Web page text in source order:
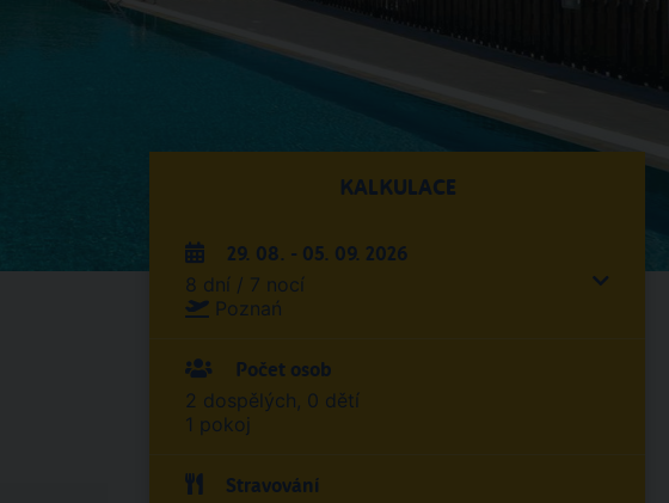
KALKULACE
29. 08. - 05. 09. 2026
8 dní / 7 nocí
Poznań
Počet osob
2 dospělých, 0 dětí
1 pokoj
Stravování